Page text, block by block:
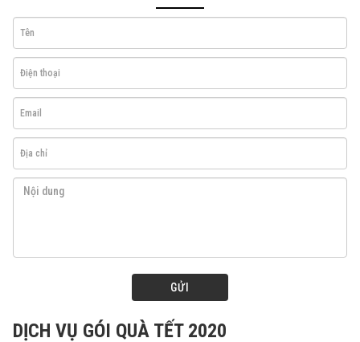
GỬI
DỊCH VỤ GÓI QUÀ TẾT 2020